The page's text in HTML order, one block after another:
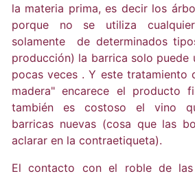
la materia prima, es decir los
porque no se utiliza
solamente de determinados
producción) la barrica solo puede
pocas veces . Y este tratamiento
madera" encarece el producto
también es costoso el vino
barricas nuevas (cosa que las
aclarar en la contraetiqueta).
El contacto con el roble de